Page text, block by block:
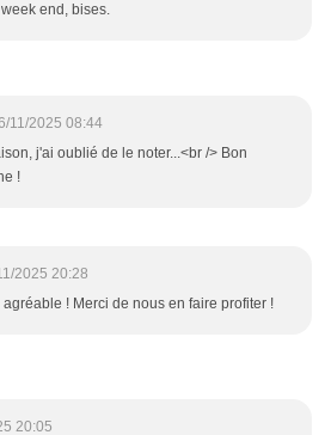
end, bises.
11/2025 08:44
j'ai oublié de le noter...<br /> Bon
!
2025 20:28
! Merci de nous en faire profiter !
20:05